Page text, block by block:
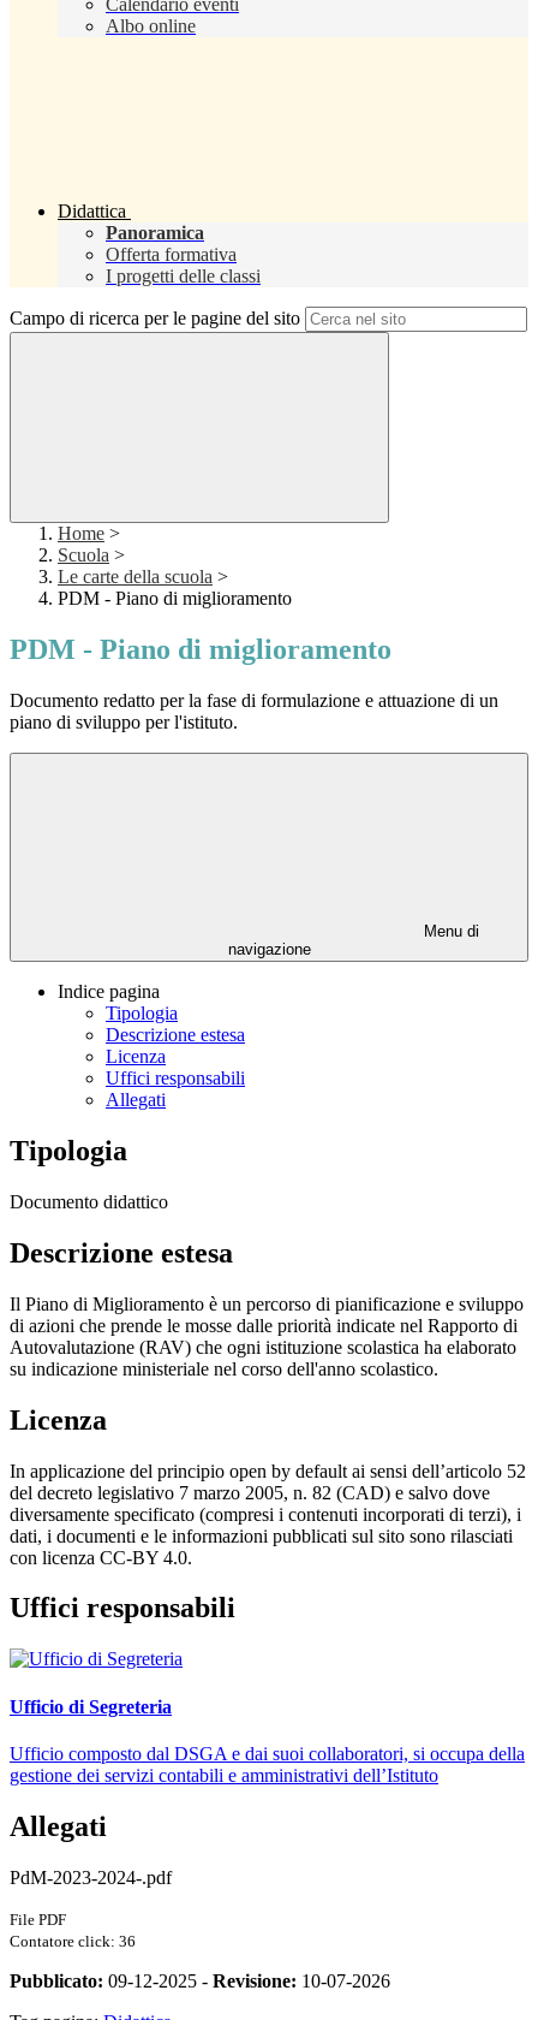
Calendario eventi
Albo online
Didattica
Panoramica
Offerta formativa
I progetti delle classi
Campo di ricerca per le pagine del sito
Home >
Scuola >
Le carte della scuola >
PDM - Piano di miglioramento
PDM - Piano di miglioramento
Documento redatto per la fase di formulazione e attuazione di un
piano di sviluppo per l'istituto.
Menu di
navigazione
Indice pagina
Tipologia
Descrizione estesa
Licenza
Uffici responsabili
Allegati
Tipologia
Documento didattico
Descrizione estesa
Il Piano di Miglioramento è un percorso di pianificazione e sviluppo
di azioni che prende le mosse dalle priorità indicate nel Rapporto di
Autovalutazione (RAV) che ogni istituzione scolastica ha elaborato
su indicazione ministeriale nel corso dell'anno scolastico.
Licenza
In applicazione del principio open by default ai sensi dell’articolo 52
del decreto legislativo 7 marzo 2005, n. 82 (CAD) e salvo dove
diversamente specificato (compresi i contenuti incorporati di terzi), i
dati, i documenti e le informazioni pubblicati sul sito sono rilasciati
con licenza CC-BY 4.0.
Uffici responsabili
Ufficio di Segreteria
Ufficio composto dal DSGA e dai suoi collaboratori, si occupa della
gestione dei servizi contabili e amministrativi dell’Istituto
Allegati
PdM-2023-2024-.pdf
File PDF
Contatore click: 36
Pubblicato: 09-12-2025 - Revisione: 10-07-2026